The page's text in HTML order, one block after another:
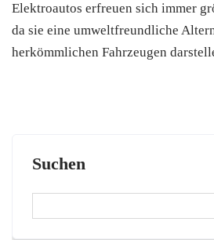
Elektroautos erfreuen sich immer
da sie eine umweltfreundliche
herkömmlichen Fahrzeugen
Suchen